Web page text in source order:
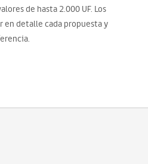
de hasta 2.000 UF. Los
en detalle cada propuesta y